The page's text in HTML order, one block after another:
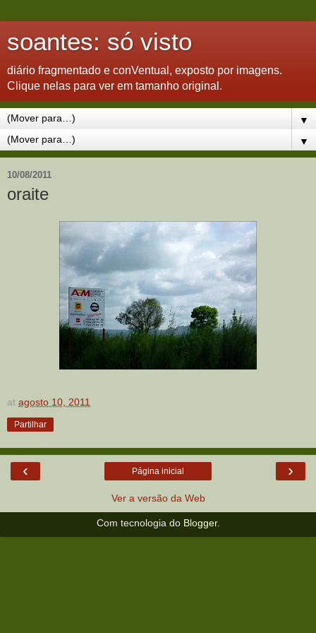
soantes: só visto
diário fragmentado e conVentual, exposto por imagens.
Clique nelas para ver em tamanho original.
▼
▼
10/08/2011
oraite
at agosto 10, 2011
Partilhar
‹ ›
Página inicial
Ver a versão da Web
Com tecnologia do Blogger.